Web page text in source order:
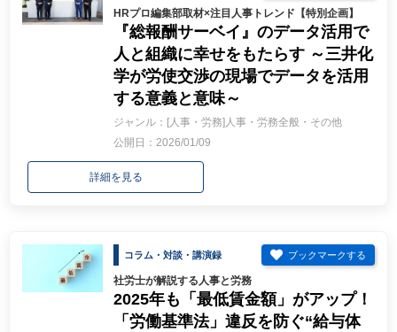
HRプロ編集部取材×注目人事トレンド【特別企画】
『総報酬サーベイ』のデータ活用で
人と組織に幸せをもたらす ～三井化
学が労使交渉の現場でデータを活用
する意義と意味～
ジャンル：[人事・労務]人事・労務全般・その他
公開日：2026/01/09
詳細を見る
コラム・対談・講演録
社労士が解説する人事と労務
2025年も「最低賃金額」がアップ！
「労働基準法」違反を防ぐ“給与体